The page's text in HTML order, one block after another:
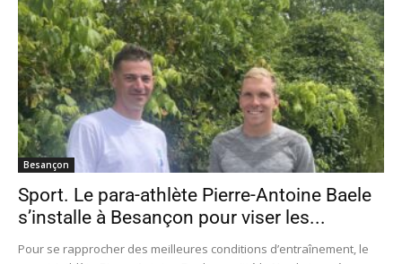
Besançon
Sport. Le para-athlète Pierre-Antoine Baele
s’installe à Besançon pour viser les...
Pour se rapprocher des meilleures conditions d’entraînement, le